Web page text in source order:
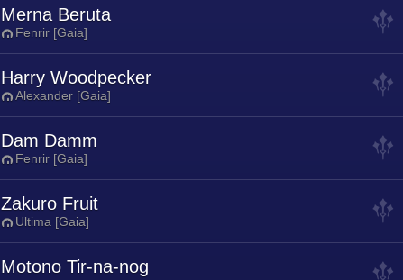
Merna Beruta
Fenrir [Gaia]
Harry Woodpecker
Alexander [Gaia]
Dam Damm
Fenrir [Gaia]
Zakuro Fruit
Ultima [Gaia]
Motono Tir-na-nog